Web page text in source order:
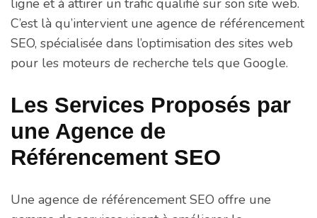
ligne et à attirer un trafic qualifié sur son site web.
C’est là qu’intervient une agence de référencement
SEO, spécialisée dans l’optimisation des sites web
pour les moteurs de recherche tels que Google.
Les Services Proposés par
une Agence de
Référencement SEO
Une agence de référencement SEO offre une